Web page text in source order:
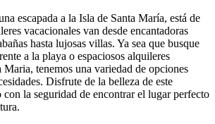
escapada a la Isla de Santa María, está de
vacacionales van desde encantadoras
hasta lujosas villas. Ya sea que busque
a la playa o espaciosos alquileres
Maria, tenemos una variedad de opciones
Disfrute de la belleza de este
con la seguridad de encontrar el lugar perfecto